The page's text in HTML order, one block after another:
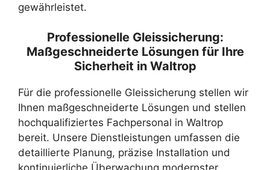
gewährleistet.
Professionelle Gleissicherung:
Maßgeschneiderte Lösungen für Ihre
Sicherheit in Waltrop
Für die professionelle Gleissicherung stellen wir
Ihnen maßgeschneiderte Lösungen und stellen
hochqualifiziertes Fachpersonal in Waltrop
bereit. Unsere Dienstleistungen umfassen die
detaillierte Planung, präzise Installation und
kontinuierliche Überwachung modernster